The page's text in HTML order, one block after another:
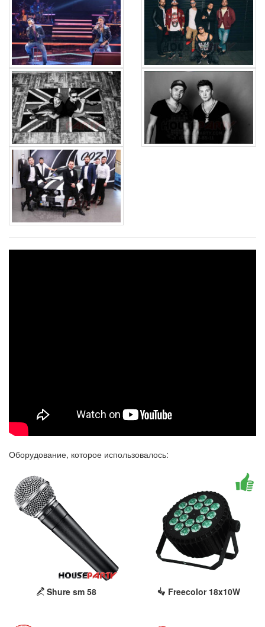
Оборудование, которое использовалось:
Shure sm 58 Freecolor 18x10W